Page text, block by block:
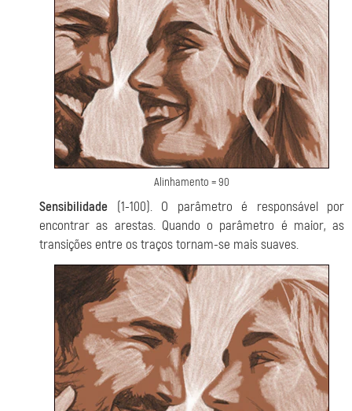
Alinhamento = 90
Sensibilidade (1-100). O parâmetro é responsável por
encontrar as arestas. Quando o parâmetro é maior, as
transições entre os traços tornam-se mais suaves.